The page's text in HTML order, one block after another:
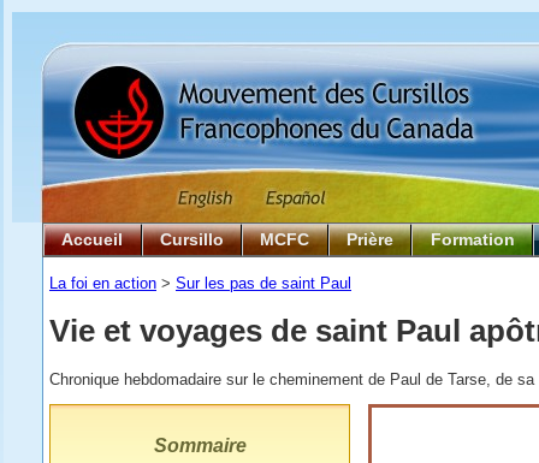
Accueil Cursillo MCFC Prière Formation
La foi en action > Sur les pas de saint Paul
Vie et voyages de saint Paul
Chronique hebdomadaire sur le cheminement de Paul de Tarse, de
Sommaire